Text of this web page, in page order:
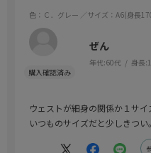
色：Ｃ．グレー ／サイズ：A6(身長
ぜん
年代:60代 身長:
ウェストが細身の関係か１サイ
いつものサイズだと少しきつい。